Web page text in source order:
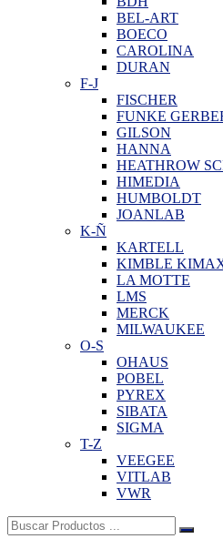
BEL-ART
BOECO
CAROLINA
DURAN
F-J
FISCHER
FUNKE
GILSON
HANNA
HEATHROW
HIMEDIA
HUMBOLDT
JOANLAB
K-Ñ
KARTELL
KIMBLE
LA MOTTE
LMS
MERCK
MILWAUKEE
O-S
OHAUS
POBEL
PYREX
SIBATA
SIGMA
T-Z
VEEGEE
VITLAB
VWR
Buscar: